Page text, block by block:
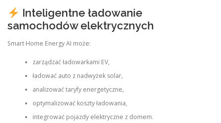
Inteligentne ładowanie
samochodów elektrycznych
Smart Home Energy AI może:
zarządzać ładowarkami EV,
ładować auto z nadwyżek solar,
analizować taryfy energetyczne,
optymalizować koszty ładowania,
integrować pojazdy elektryczne z domem.